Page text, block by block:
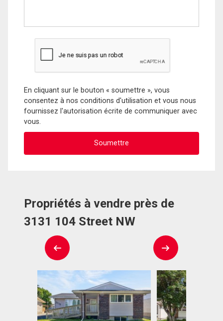
En cliquant sur le bouton « soumettre », vous
consentez à nos conditions d'utilisation et vous nous
fournissez l'autorisation écrite de communiquer avec
vous.
Propriétés à vendre près de
3131 104 Street NW